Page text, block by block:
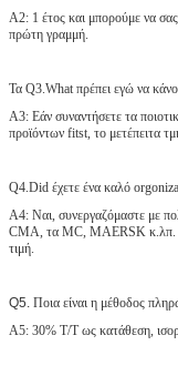
A2: 1 έτος και μπορούμε να
πρώτη γραμμή.
Τα Q3.What πρέπει εγώ να
A3: Εάν συναντήσετε τα
προϊόντων fitst, το μετέπειτα
Q4.Did έχετε ένα καλό
A4: Ναι, συνεργαζόμαστε με
CMA, τα MC, MAERSK κ.λπ.
τιμή.
Q5. Ποια είναι η μέθοδος
A5: 30% T/T ως κατάθεση,